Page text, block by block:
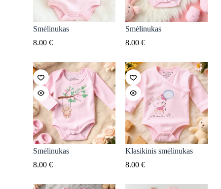
Smėlinukas
8.00 €
Smėlinukas
8.00 €
Smėlinukas
8.00 €
Klasikinis smėlinukas
8.00 €